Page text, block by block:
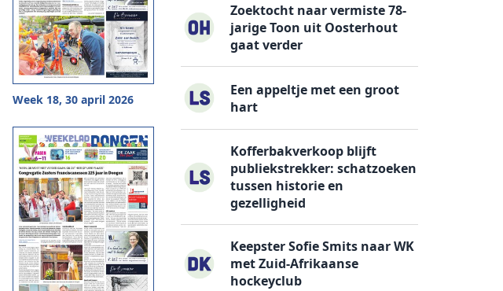
Week 18, 30 april 2026
Zoektocht naar vermiste 78-
jarige Toon uit Oosterhout
gaat verder
Een appeltje met een groot
hart
Kofferbakverkoop blijft
publiekstrekker: schatzoeken
tussen historie en
gezelligheid
Keepster Sofie Smits naar WK
met Zuid-Afrikaanse
hockeyclub